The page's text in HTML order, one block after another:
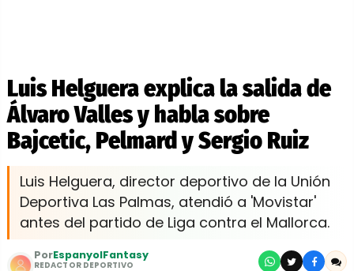
Luis Helguera explica la salida de
Álvaro Valles y habla sobre
Bajcetic, Pelmard y Sergio Ruiz
Luis Helguera, director deportivo de la Unión
Deportiva Las Palmas, atendió a 'Movistar'
antes del partido de Liga contra el Mallorca.
PorEspanyolFantasy
REDACTOR DEPORTIVO